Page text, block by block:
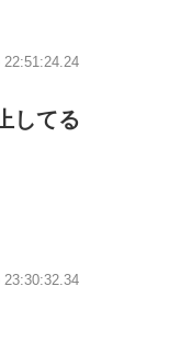
22:51:24.24
してる
23:30:32.34